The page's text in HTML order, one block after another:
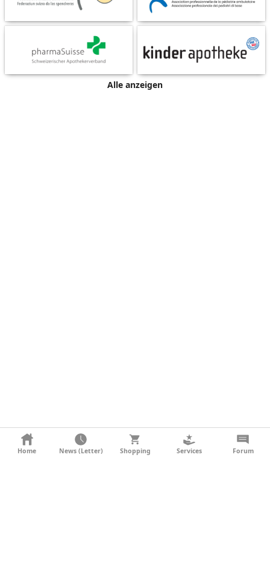
Alle anzeigen
KONTAKT
Home News (Letter) Shopping Services Forum